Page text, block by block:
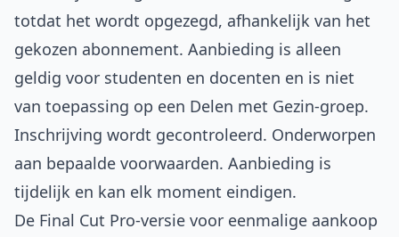
totdat het wordt opgezegd, afhankelijk van het
gekozen abonnement. Aanbieding is alleen
geldig voor studenten en docenten en is niet
van toepassing op een Delen met Gezin-groep.
Inschrijving wordt gecontroleerd. Onderworpen
aan bepaalde voorwaarden. Aanbieding is
tijdelijk en kan elk moment eindigen.
De Final Cut Pro-versie voor eenmalige aankoop